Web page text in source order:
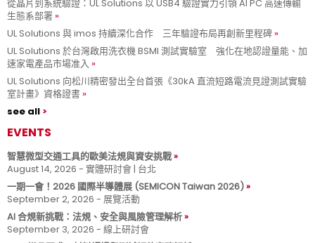
從晶片到系統驗證：UL Solutions 以 USB4 驗證實力引領 AI PC 高速傳輸
生態系部署
UL Solutions 與 imos 持續深化合作 三年驗證布局再創新里程碑
UL Solutions 於台灣啟用洗衣機 BSMI 測試實驗室 強化在地認證量能、加
速家電產品市場准入
UL Solutions 向松川精密發出全台首張《30kA 直流短路電流見證測試實驗
室計畫》資格證書
see all
EVENTS
智慧微型交通工具的歐美法規與資安挑戰
August 14, 2026 - 實體研討會 | 台北
一期一會！2026 國際半導體展 (SEMICON Taiwan 2026)
September 2, 2026 - 展覽活動
AI 合規新挑戰：法規、安全與風險管理解析
September 3, 2026 - 線上研討會